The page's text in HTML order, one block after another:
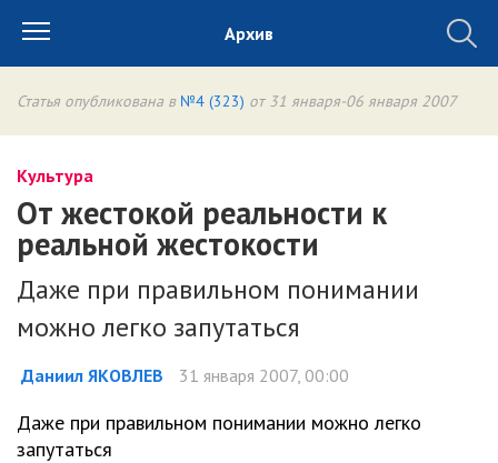
Архив
Статья опубликована в №4 (323) от 31 января-06 января 2007
Культура
От жестокой реальности к
реальной жестокости
Даже при правильном понимании
можно легко запутаться
Даниил ЯКОВЛЕВ 31 января 2007, 00:00
Даже при правильном понимании можно легко
запутаться